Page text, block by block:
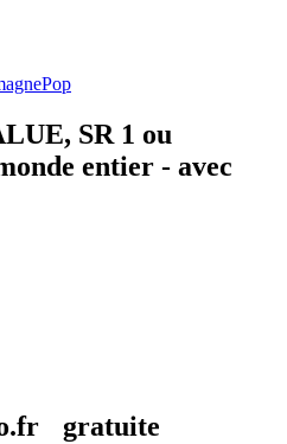
Pop
SR 1 ou
entier - avec
gratuite